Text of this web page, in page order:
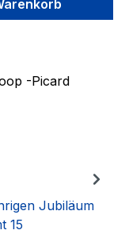
-Picard
Jubiläum
15